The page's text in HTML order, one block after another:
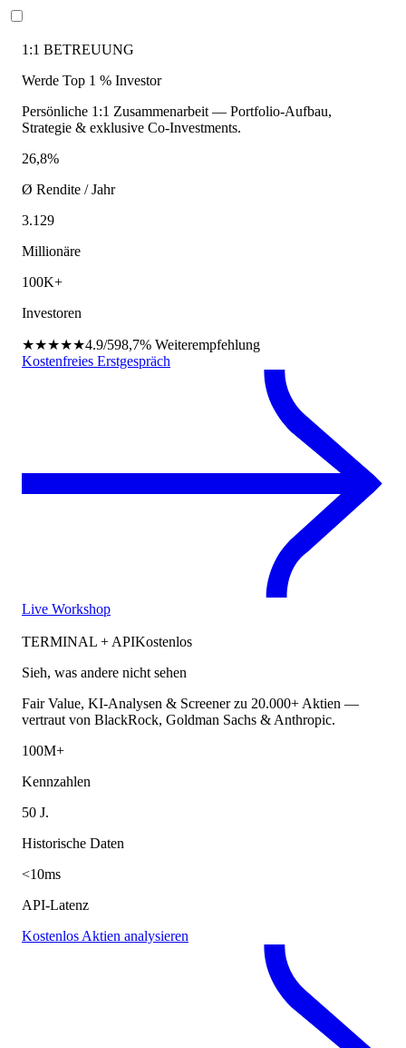
1:1 BETREUUNG
Werde Top 1 % Investor
Persönliche 1:1 Zusammenarbeit — Portfolio-Aufbau,
Strategie & exklusive Co-Investments.
26,8%
Ø Rendite / Jahr
3.129
Millionäre
100K+
Investoren
★★★★★4.9/598,7% Weiterempfehlung
Kostenfreies Erstgespräch
Live Workshop
TERMINAL + APIKostenlos
Sieh, was andere nicht sehen
Fair Value, KI-Analysen & Screener zu 20.000+ Aktien —
vertraut von BlackRock, Goldman Sachs & Anthropic.
100M+
Kennzahlen
50 J.
Historische Daten
<10ms
API-Latenz
Kostenlos Aktien analysieren